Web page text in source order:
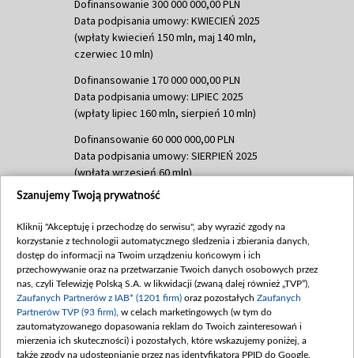
Dofinansowanie 300 000 000,00 PLN
Data podpisania umowy: KWIECIEŃ 2025
(wpłaty kwiecień 150 mln, maj 140 mln,
czerwiec 10 mln)
Dofinansowanie 170 000 000,00 PLN
Data podpisania umowy: LIPIEC 2025
(wpłaty lipiec 160 mln, sierpień 10 mln)
Dofinansowanie 60 000 000,00 PLN
Data podpisania umowy: SIERPIEŃ 2025
(wpłata wrzesień 60 mln)
Dofinansowanie 635 783 051,21 PLN
(wpłata wrzesień 100 mln, październik 350
mln, listopad 265 mln)
Dofinansowanie 48 862 000,00 PLN
Data podpisania umowy: GRUDZIEŃ 2025
(wpłata grudzień 60,548 mln)
Dofinansowanie 900 000 000,00 PLN
Data podpisania umowy: LUTY 2026 (wpłata
Szanujemy Twoją prywatność
Kliknij "Akceptuję i przechodzę do serwisu", aby wyrazić zgody na
korzystanie z technologii automatycznego śledzenia i zbierania danych,
dostęp do informacji na Twoim urządzeniu końcowym i ich
przechowywanie oraz na przetwarzanie Twoich danych osobowych przez
nas, czyli Telewizję Polską S.A. w likwidacji (zwaną dalej również „TVP”),
Zaufanych Partnerów z IAB* (1201 firm) oraz pozostałych Zaufanych
Partnerów TVP (93 firm) , w celach marketingowych (w tym do
zautomatyzowanego dopasowania reklam do Twoich zainteresowań i
mierzenia ich skuteczności) i pozostałych, które wskazujemy poniżej, a
także zgody na udostępnianie przez nas identyfikatora PPID do Google.